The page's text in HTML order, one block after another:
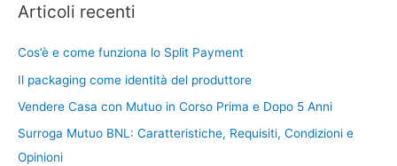
Articoli recenti
Cos’è e come funziona lo Split Payment
Il packaging come identità del produttore
Vendere Casa con Mutuo in Corso Prima e Dopo 5 Anni
Surroga Mutuo BNL: Caratteristiche, Requisiti, Condizioni e
Opinioni